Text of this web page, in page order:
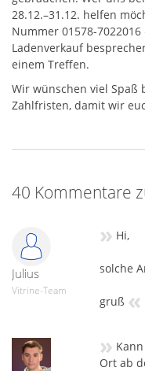
28.12.–31.12. helfen
Nummer 01578-
Ladenverkauf
einem Treffen.
Wir wünschen viel Spaß
Zahlfristen, damit wir
40 Kommentare
Julius
Vitrine-Team
» Hi,
solche
gruß «
»
Ort ab